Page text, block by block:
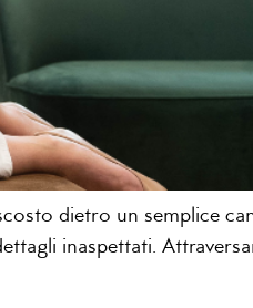
dietro un semplice
inaspettati.